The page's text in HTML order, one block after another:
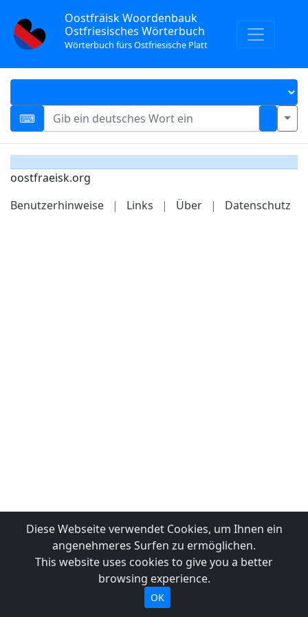
Oostfräisk Woordenbauk
Ostfriesisches Wörterbuch
Wörterbuch fürs Ostfriesische Platt
oostfraeisk.org
Benutzerhinweise
| Links | Über | Datenschutz
Diese Webseite verwendet Cookies, um Ihnen ein
angenehmeres Surfen zu ermöglichen.
This website uses cookies to give you a better
browsing experience.
OK